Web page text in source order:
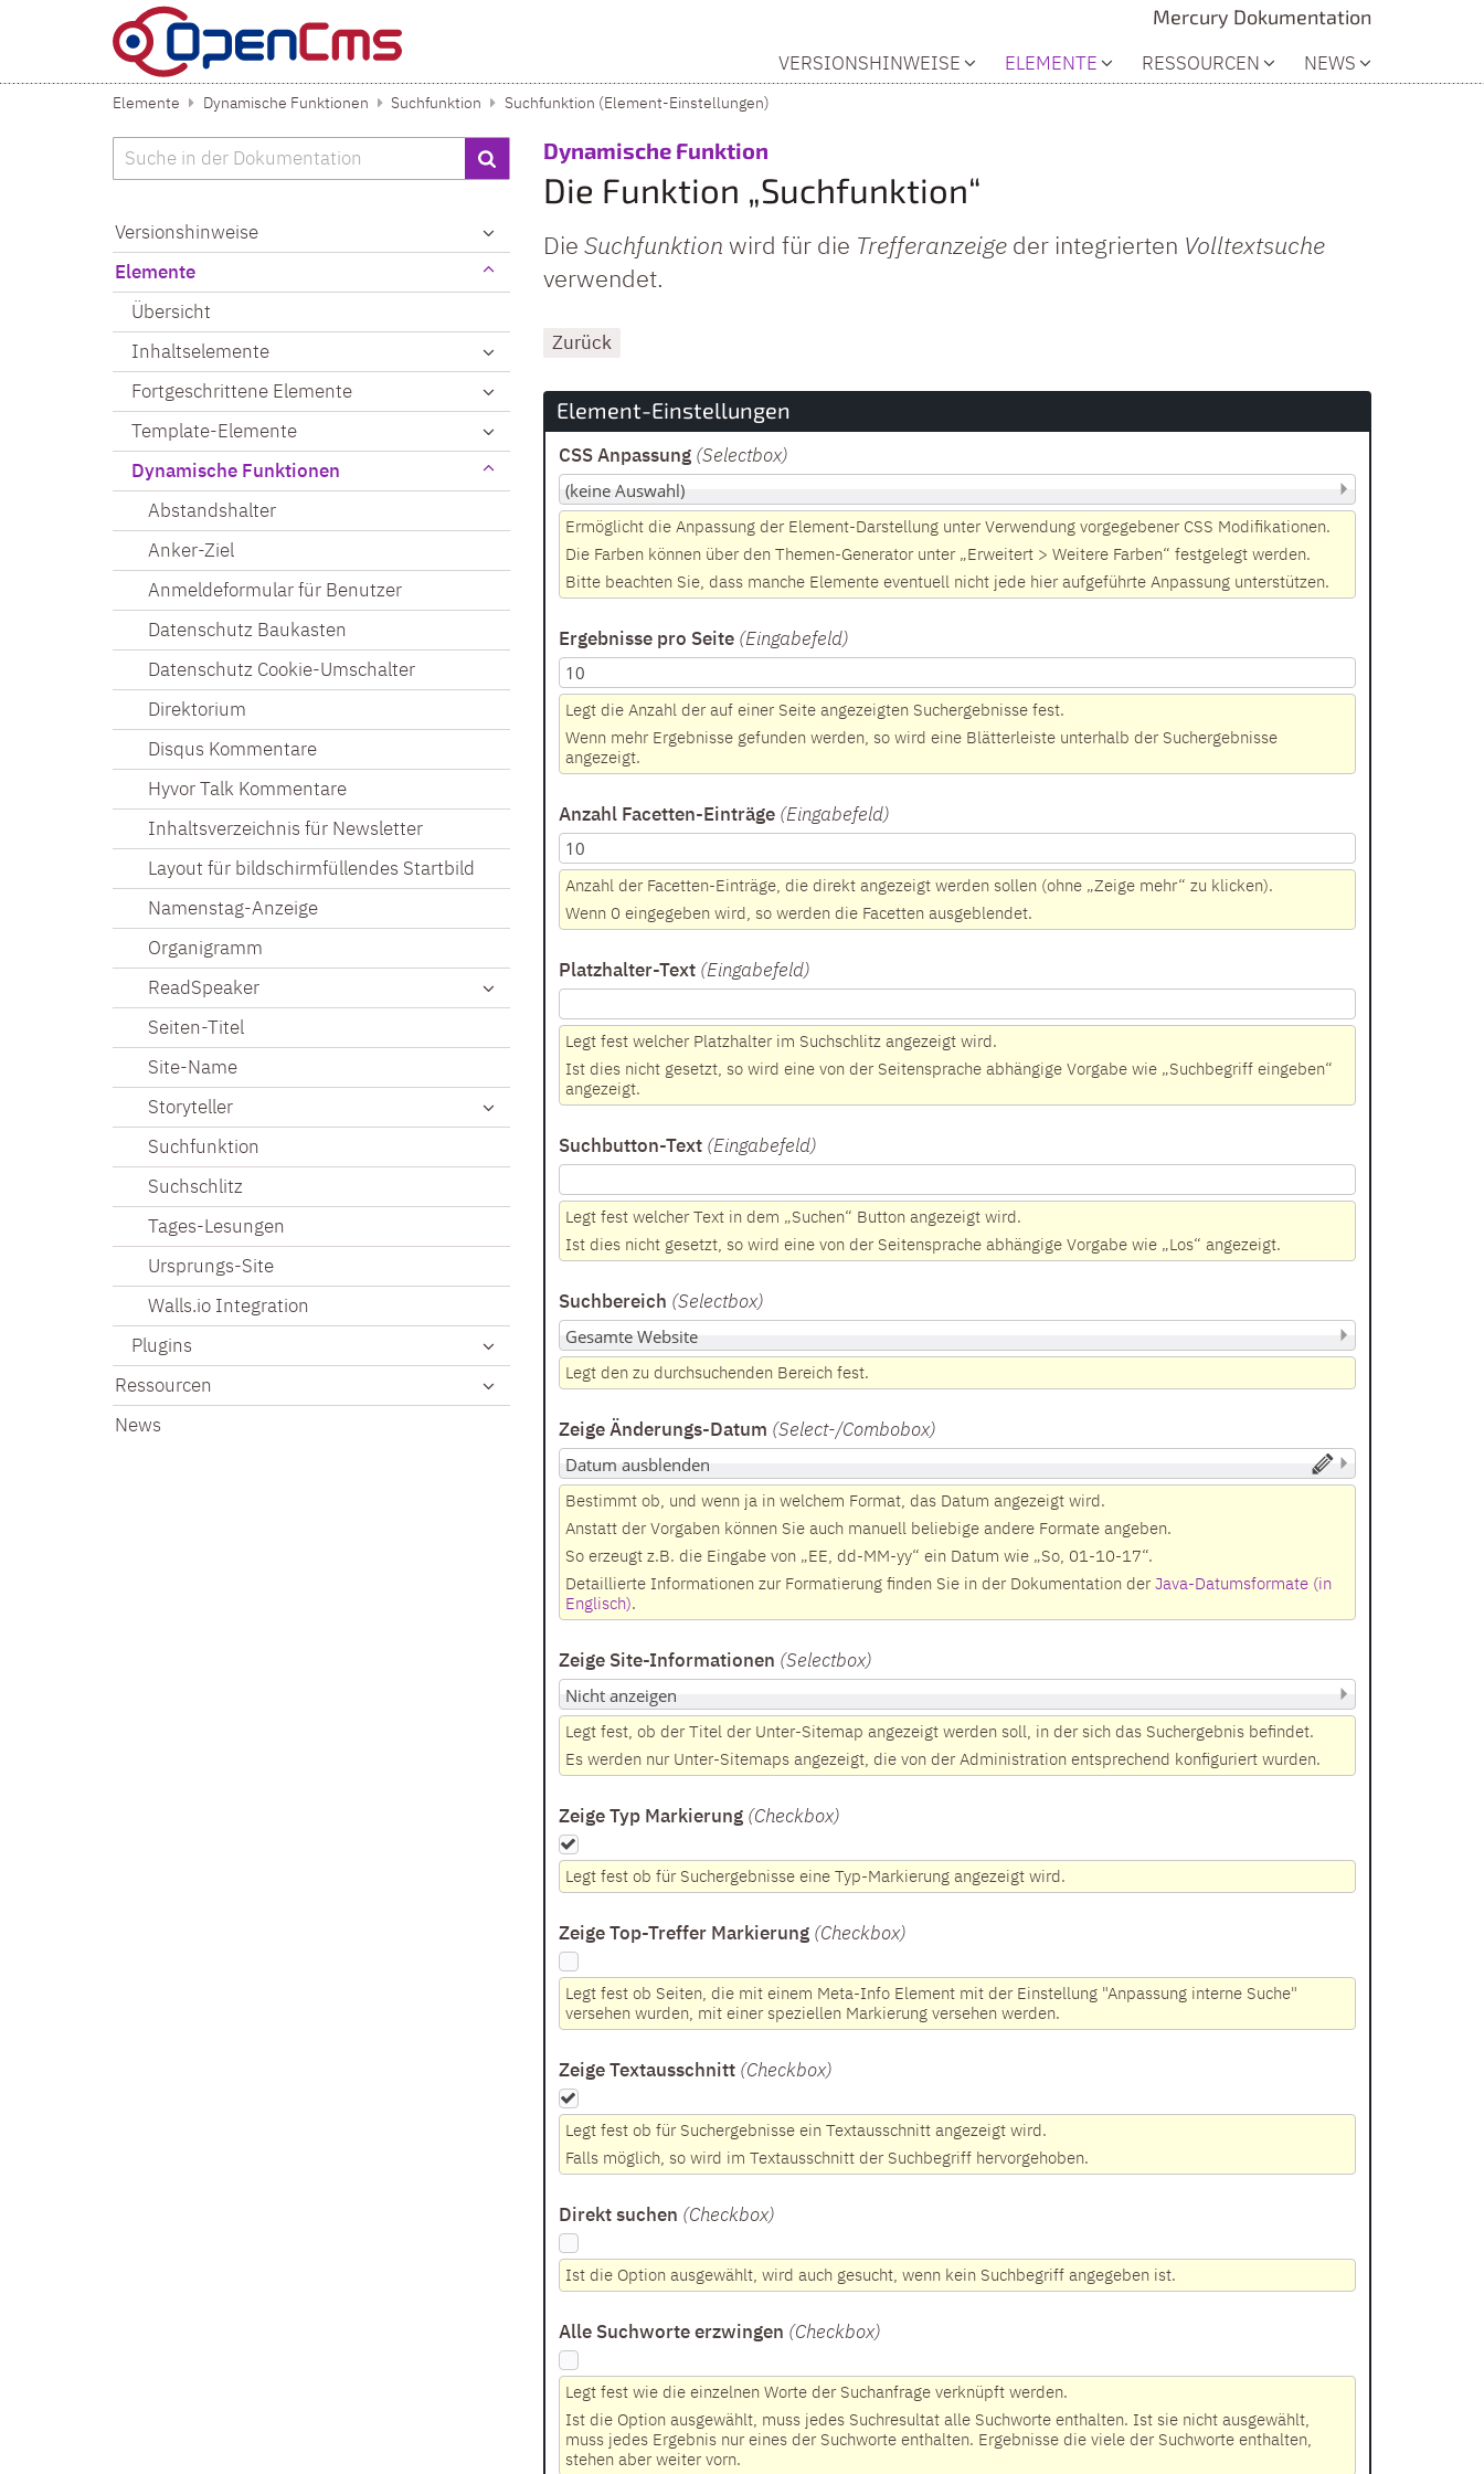
Zum Inhalt springen
Mercury Dokumentation
VERSIONSHINWEISE
ELEMENTE RESSOURCEN NEWS
Elemente Dynamische Funktionen Suchfunktion Suchfunktion (Element-Einstellungen)
Dynamische Funktion
Die Funktion „Suchfunktion“
Die Suchfunktion wird für die Trefferanzeige der integrierten Volltextsuche
verwendet.
Zurück
Element-Einstellungen
CSS Anpassung (Selectbox)
Ermöglicht die Anpassung der Element-Darstellung unter Verwendung vorgegebener CSS Modifikationen.
Die Farben können über den Themen-Generator unter „Erweitert > Weitere Farben“ festgelegt werden.
Bitte beachten Sie, dass manche Elemente eventuell nicht jede hier aufgeführte Anpassung unterstützen.
Ergebnisse pro Seite (Eingabefeld)
Legt die Anzahl der auf einer Seite angezeigten Suchergebnisse fest.
Wenn mehr Ergebnisse gefunden werden, so wird eine Blätterleiste unterhalb der Suchergebnisse
angezeigt.
Anzahl Facetten-Einträge (Eingabefeld)
Anzahl der Facetten-Einträge, die direkt angezeigt werden sollen (ohne „Zeige mehr“ zu klicken).
Wenn 0 eingegeben wird, so werden die Facetten ausgeblendet.
Platzhalter-Text (Eingabefeld)
Legt fest welcher Platzhalter im Suchschlitz angezeigt wird.
Ist dies nicht gesetzt, so wird eine von der Seitensprache abhängige Vorgabe wie „Suchbegriff eingeben“
angezeigt.
Suchbutton-Text (Eingabefeld)
Legt fest welcher Text in dem „Suchen“ Button angezeigt wird.
Ist dies nicht gesetzt, so wird eine von der Seitensprache abhängige Vorgabe wie „Los“ angezeigt.
Suchbereich (Selectbox)
Legt den zu durchsuchenden Bereich fest.
Zeige Änderungs-Datum (Select-/Combobox)
Bestimmt ob, und wenn ja in welchem Format, das Datum angezeigt wird.
Anstatt der Vorgaben können Sie auch manuell beliebige andere Formate angeben.
So erzeugt z.B. die Eingabe von „EE, dd-MM-yy“ ein Datum wie „So, 01-10-17“.
Detaillierte Informationen zur Formatierung finden Sie in der Dokumentation der Java-Datumsformate (in
Englisch).
Zeige Site-Informationen (Selectbox)
Legt fest, ob der Titel der Unter-Sitemap angezeigt werden soll, in der sich das Suchergebnis befindet.
Es werden nur Unter-Sitemaps angezeigt, die von der Administration entsprechend konfiguriert wurden.
Zeige Typ Markierung (Checkbox)
Legt fest ob für Suchergebnisse eine Typ-Markierung angezeigt wird.
Zeige Top-Treffer Markierung (Checkbox)
Legt fest ob Seiten, die mit einem Meta-Info Element mit der Einstellung "Anpassung interne Suche"
versehen wurden, mit einer speziellen Markierung versehen werden.
Zeige Textausschnitt (Checkbox)
Legt fest ob für Suchergebnisse ein Textausschnitt angezeigt wird.
Falls möglich, so wird im Textausschnitt der Suchbegriff hervorgehoben.
Direkt suchen (Checkbox)
Ist die Option ausgewählt, wird auch gesucht, wenn kein Suchbegriff angegeben ist.
Alle Suchworte erzwingen (Checkbox)
Legt fest wie die einzelnen Worte der Suchanfrage verknüpft werden.
Ist die Option ausgewählt, muss jedes Suchresultat alle Suchworte enthalten. Ist sie nicht ausgewählt,
muss jedes Ergebnis nur eines der Suchworte enthalten. Ergebnisse die viele der Suchworte enthalten,
stehen aber weiter vorn.
Suche
Versionshinweise
Elemente
Übersicht
Inhaltselemente
Fortgeschrittene Elemente
Template-Elemente
Dynamische Funktionen
Abstandshalter
Anker-Ziel
Anmeldeformular für Benutzer
Datenschutz Baukasten
Datenschutz Cookie-Umschalter
Direktorium
Disqus Kommentare
Hyvor Talk Kommentare
Inhaltsverzeichnis für Newsletter
Layout für bildschirmfüllendes Startbild
Namenstag-Anzeige
Organigramm
ReadSpeaker
Seiten-Titel
Site-Name
Storyteller
Suchfunktion
Suchschlitz
Tages-Lesungen
Ursprungs-Site
Walls.io Integration
Plugins
Ressourcen
News